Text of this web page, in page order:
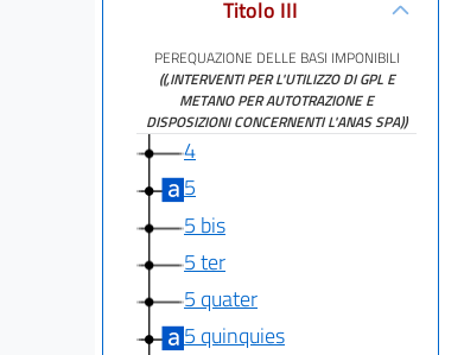
Titolo III
PEREQUAZIONE DELLE BASI IMPONIBILI
((,INTERVENTI PER L'UTILIZZO DI GPL E
METANO PER AUTOTRAZIONE E
DISPOSIZIONI CONCERNENTI L'ANAS SPA))
4
5
5 bis
5 ter
5 quater
5 quinquies